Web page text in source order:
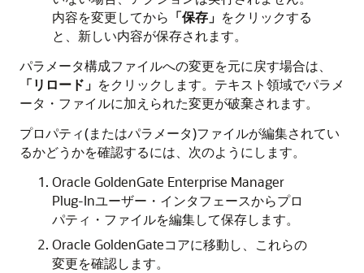
内容を変更してから 「保存」 をクリックする
と、新しい内容が保存されます。
パラメータ構成ファイルへの変更を元に戻す場合は、
「リロード」 をクリックします。テキスト領域でパラメ
ータ・ファイルに加えられた変更が破棄されます。
プロパティ(またはパラメータ)ファイルが編集されてい
るかどうかを確認するには、次のようにします。
Oracle GoldenGate Enterprise Manager
Plug-Inユーザー・インタフェースからプロ
パティ・ファイルを編集して保存します。
Oracle GoldenGateコアに移動し、これらの
変更を確認します。